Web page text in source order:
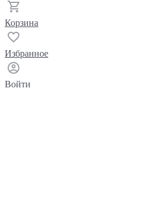
Корзина
Избранное
Войти